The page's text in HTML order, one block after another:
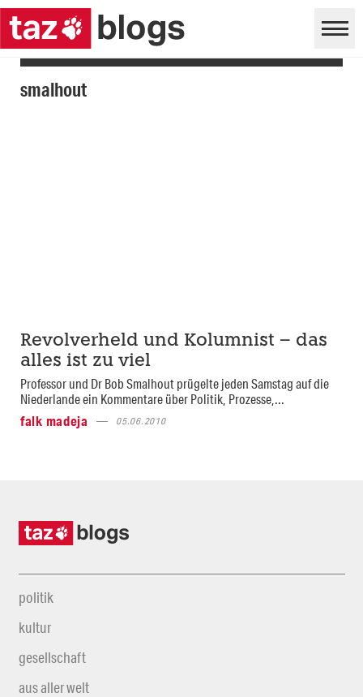
smalhout
Revolverheld und Kolumnist – das
alles ist zu viel
Professor und Dr Bob Smalhout prügelte jeden Samstag auf die
Niederlande ein Kommentare über Politik, Prozesse,...
falk madeja
05.06.2010
politik
kultur
gesellschaft
aus aller welt